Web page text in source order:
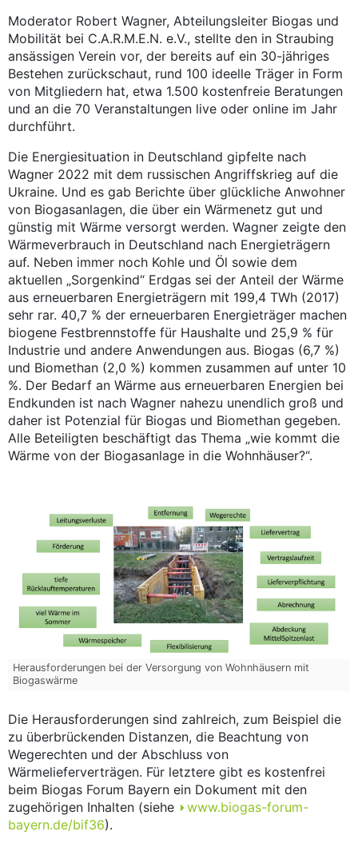
Moderator Robert Wagner, Abteilungsleiter Biogas und
Mobilität bei C.A.R.M.E.N. e.V., stellte den in Straubing
ansässigen Verein vor, der bereits auf ein 30-jähriges
Bestehen zurückschaut, rund 100 ideelle Träger in Form
von Mitgliedern hat, etwa 1.500 kostenfreie Beratungen
und an die 70 Veranstaltungen live oder online im Jahr
durchführt.
Die Energiesituation in Deutschland gipfelte nach
Wagner 2022 mit dem russischen Angriffskrieg auf die
Ukraine. Und es gab Berichte über glückliche Anwohner
von Biogasanlagen, die über ein Wärmenetz gut und
günstig mit Wärme versorgt werden. Wagner zeigte den
Wärmeverbrauch in Deutschland nach Energieträgern
auf. Neben immer noch Kohle und Öl sowie dem
aktuellen „Sorgenkind“ Erdgas sei der Anteil der Wärme
aus erneuerbaren Energieträgern mit 199,4 TWh (2017)
sehr rar. 40,7 % der erneuerbaren Energieträger machen
biogene Festbrennstoffe für Haushalte und 25,9 % für
Industrie und andere Anwendungen aus. Biogas (6,7 %)
und Biomethan (2,0 %) kommen zusammen auf unter 10
%. Der Bedarf an Wärme aus erneuerbaren Energien bei
Endkunden ist nach Wagner nahezu unendlich groß und
daher ist Potenzial für Biogas und Biomethan gegeben.
Alle Beteiligten beschäftigt das Thema „wie kommt die
Wärme von der Biogasanlage in die Wohnhäuser?“.
Herausforderungen bei der Versorgung von Wohnhäusern mit
Biogaswärme
Die Herausforderungen sind zahlreich, zum Beispiel die
zu überbrückenden Distanzen, die Beachtung von
Wegerechten und der Abschluss von
Wärmelieferverträgen. Für letztere gibt es kostenfrei
beim Biogas Forum Bayern ein Dokument mit den
zugehörigen Inhalten (siehe
www.biogas-forum-
bayern.de/bif36).